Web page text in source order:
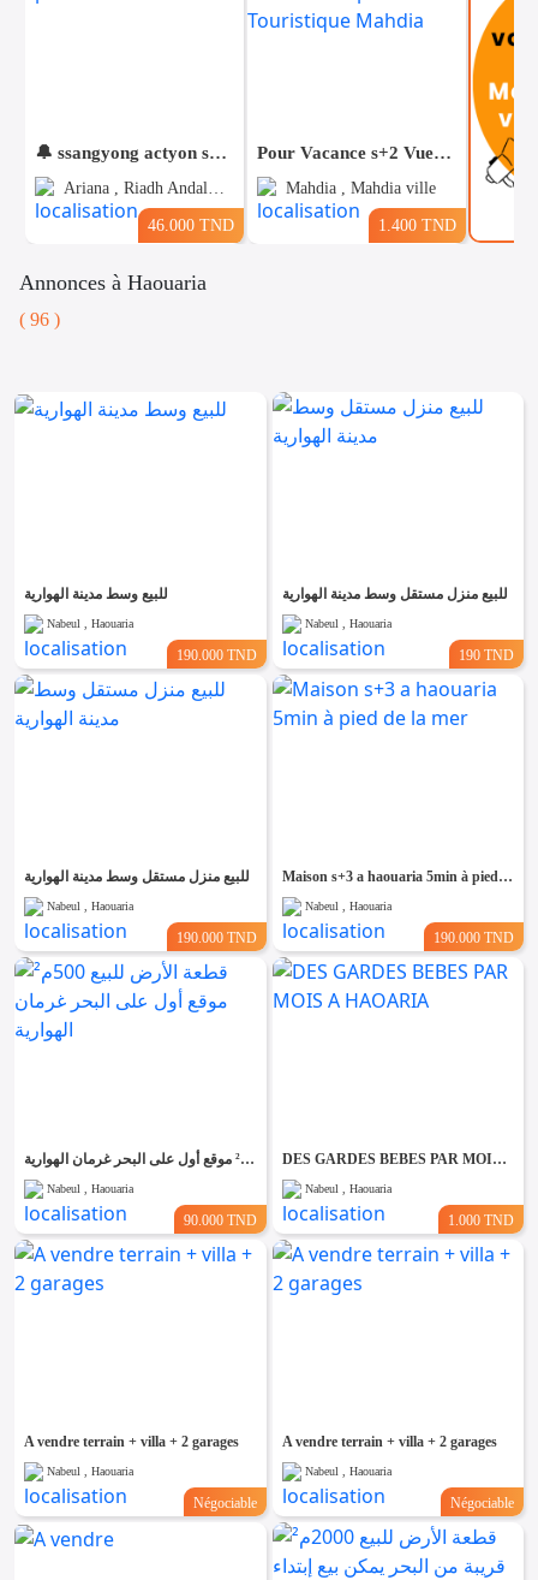
Voitures
Informatique
🔔 ssangyong actyon sports 4wd
Ariana , Riadh Andalous
46.000 TND
Pour Vacance s+2 Vue Mer en plein Zone Touristique Mahdia
Mahdia , Mahdia ville
1.400 TND
Annonces à Haouaria
( 96 )
للبيع وسط مدينة الهوارية
Nabeul , Haouaria
190.000 TND
للبيع منزل مستقل وسط مدينة الهوارية
Nabeul , Haouaria
190 TND
للبيع منزل مستقل وسط مدينة الهوارية
Nabeul , Haouaria
190.000 TND
Maison s+3 a haouaria 5min à pied de la mer
Nabeul , Haouaria
190.000 TND
قطعة الأرض للبيع 500م² موقع أول على البحر غرمان الهوارية
Nabeul , Haouaria
90.000 TND
DES GARDES BEBES PAR MOIS A HAOARIA
Nabeul , Haouaria
1.000 TND
A vendre terrain + villa + 2 garages
Nabeul , Haouaria
Négociable
A vendre terrain + villa + 2 garages
Nabeul , Haouaria
Négociable